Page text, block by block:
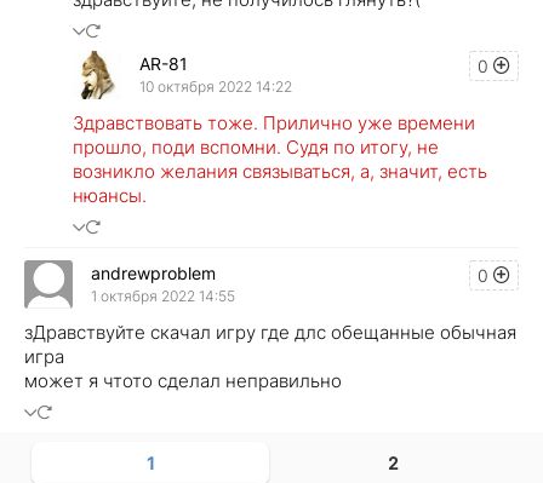
0
AR-81
10 октября 2022 14:22
Здравствовать тоже. Прилично уже времени
прошло, поди вспомни. Судя по итогу, не
возникло желания связываться, а, значит, есть
нюансы.
0
andrewproblem
1 октября 2022 14:55
зДравствуйте скачал игру где длс обещанные обычная
игра
может я чтото сделал неправильно
1 2